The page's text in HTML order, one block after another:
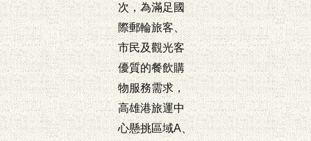
次，為滿足國
際郵輪旅客、
市民及觀光客
優質的餐飲購
物服務需求，
高雄港旅運中
心懸挑區域A、